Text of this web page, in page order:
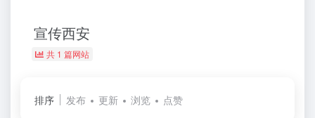
宣传西安
共 1 篇网站
排序 发布 更新 浏览 点赞